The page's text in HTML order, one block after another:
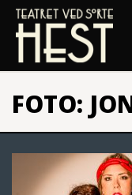
FOTO: